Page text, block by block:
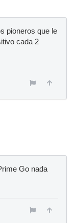
pioneros que le
cada 2
Go nada